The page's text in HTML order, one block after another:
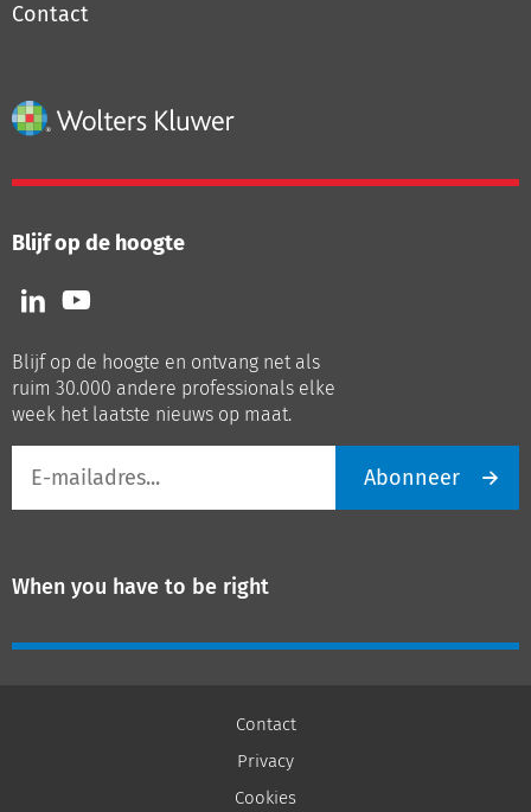
Contact
Blijf op de hoogte
Volg
ons
LinkedIn
Volg
ons
Youtube
Blijf op de hoogte en ontvang net als
ruim 30.000 andere professionals elke
week het laatste nieuws op maat.
mailadres
Abonneer
When you have to be right
Contact
Privacy
Cookies